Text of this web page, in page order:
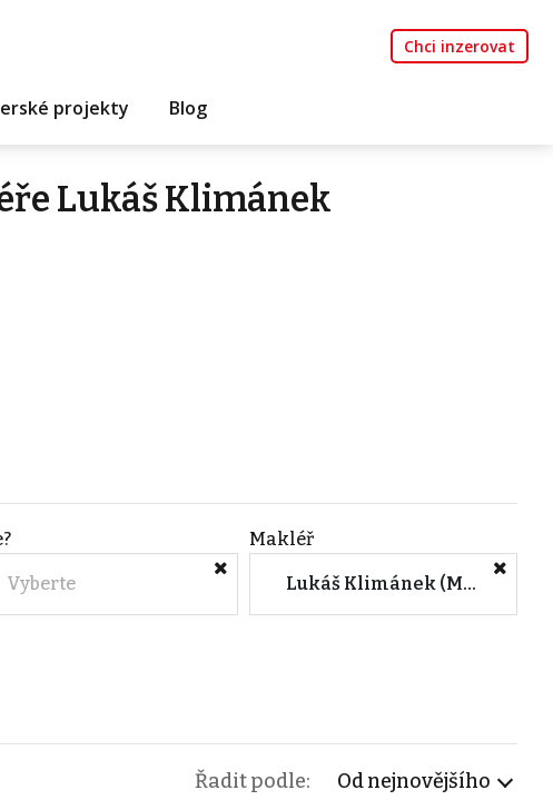
Chci inzerovat
projekty Blog
Lukáš Klimánek
Vyberte
Makléř
Lukáš Klimánek (M&M reality)
Řadit podle: Od nejnovějšího